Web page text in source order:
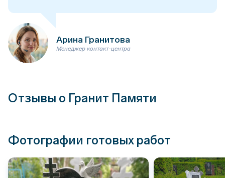
Арина Гранитова
Менеджер контакт-центра
Отзывы о Гранит Памяти
Фотографии готовых работ